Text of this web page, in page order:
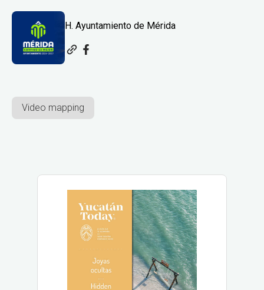
H. Ayuntamiento de Mérida
Video mapping